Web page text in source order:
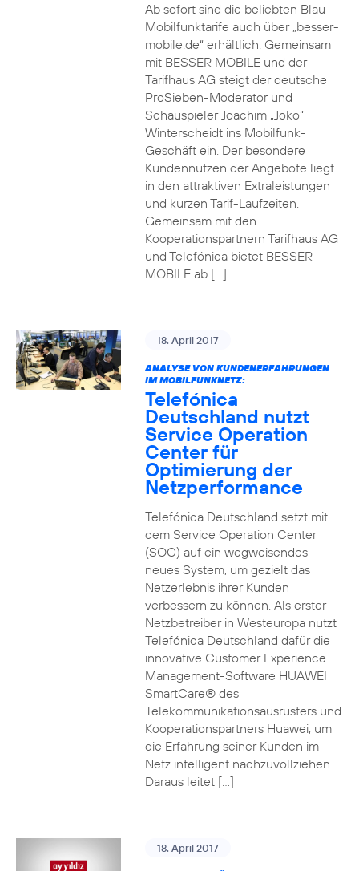
Ab sofort sind die beliebten Blau-
Mobilfunktarife auch über „besser-
mobile.de“ erhältlich. Gemeinsam
mit BESSER MOBILE und der
Tarifhaus AG steigt der deutsche
ProSieben-Moderator und
Schauspieler Joachim „Joko“
Winterscheidt ins Mobilfunk-
Geschäft ein. Der besondere
Kundennutzen der Angebote liegt
in den attraktiven Extraleistungen
und kurzen Tarif-Laufzeiten.
Gemeinsam mit den
Kooperationspartnern Tarifhaus AG
und Telefónica bietet BESSER
MOBILE ab […]
18. April 2017
ANALYSE VON KUNDENERFAHRUNGEN
IM MOBILFUNKNETZ:
Telefónica
Deutschland nutzt
Service Operation
Center für
Optimierung der
Netzperformance
Telefónica Deutschland setzt mit
dem Service Operation Center
(SOC) auf ein wegweisendes
neues System, um gezielt das
Netzerlebnis ihrer Kunden
verbessern zu können. Als erster
Netzbetreiber in Westeuropa nutzt
Telefónica Deutschland dafür die
innovative Customer Experience
Management-Software HUAWEI
SmartCare® des
Telekommunikationsausrüsters und
Kooperationspartners Huawei, um
die Erfahrung seiner Kunden im
Netz intelligent nachzuvollziehen.
Daraus leitet […]
18. April 2017